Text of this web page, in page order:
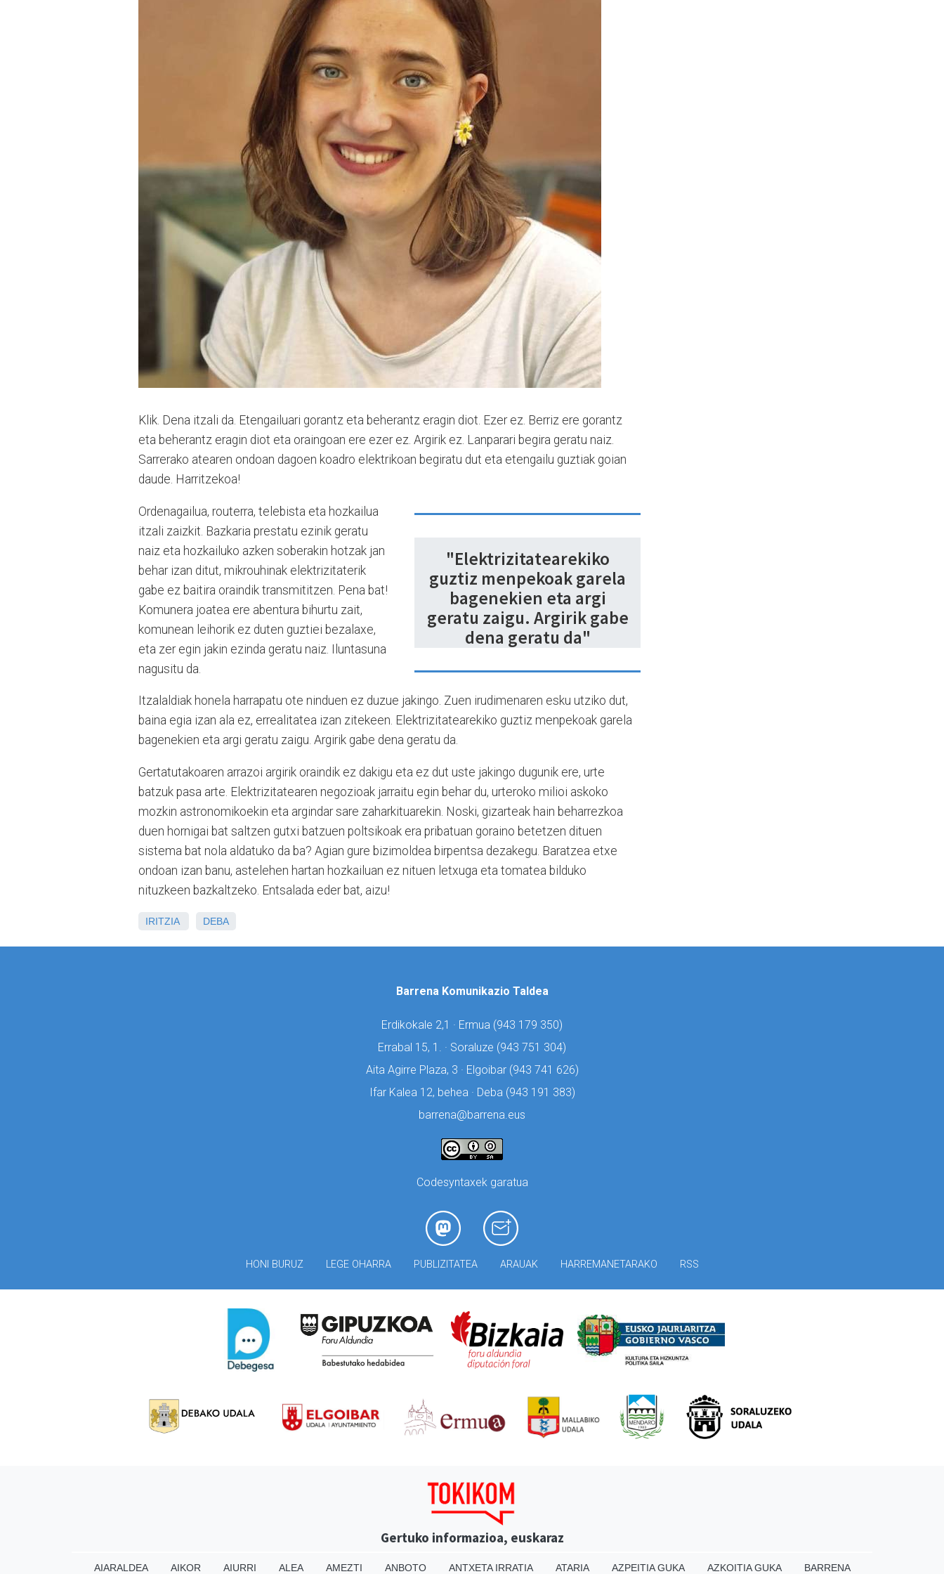
Klik. Dena itzali da. Etengailuari gorantz eta beherantz eragin diot. Ezer ez. Berriz ere gorantz
eta beherantz eragin diot eta oraingoan ere ezer ez. Argirik ez. Lanparari begira geratu naiz.
Sarrerako atearen ondoan dagoen koadro elektrikoan begiratu dut eta etengailu guztiak goian
daude. Harritzekoa!
"Elektrizitatearekiko
guztiz menpekoak garela
bagenekien eta argi
geratu zaigu. Argirik gabe
dena geratu da"
Ordenagailua, routerra, telebista eta hozkailua
itzali zaizkit. Bazkaria prestatu ezinik geratu
naiz eta hozkailuko azken soberakin hotzak jan
behar izan ditut, mikrouhinak elektrizitaterik
gabe ez baitira oraindik transmititzen. Pena bat!
Komunera joatea ere abentura bihurtu zait,
komunean leihorik ez duten guztiei bezalaxe,
eta zer egin jakin ezinda geratu naiz. Iluntasuna
nagusitu da.
Itzalaldiak honela harrapatu ote ninduen ez duzue jakingo. Zuen irudimenaren esku utziko dut,
baina egia izan ala ez, errealitatea izan zitekeen. Elektrizitatearekiko guztiz menpekoak garela
bagenekien eta argi geratu zaigu. Argirik gabe dena geratu da.
Gertatutakoaren arrazoi argirik oraindik ez dakigu eta ez dut uste jakingo dugunik ere, urte
batzuk pasa arte. Elektrizitatearen negozioak jarraitu egin behar du, urteroko milioi askoko
mozkin astronomikoekin eta argindar sare zaharkituarekin. Noski, gizarteak hain beharrezkoa
duen hornigai bat saltzen gutxi batzuen poltsikoak era pribatuan goraino betetzen dituen
sistema bat nola aldatuko da ba? Agian gure bizimoldea birpentsa dezakegu. Baratzea etxe
ondoan izan banu, astelehen hartan hozkailuan ez nituen letxuga eta tomatea bilduko
nituzkeen bazkaltzeko. Entsalada eder bat, aizu!
IRITZIA DEBA
Barrena Komunikazio Taldea
Erdikokale 2,1 · Ermua (943 179 350)
Errabal 15, 1. · Soraluze (943 751 304)
Aita Agirre Plaza, 3 · Elgoibar (943 741 626)
Ifar Kalea 12, behea · Deba (943 191 383)
barrena@barrena.eus
Codesyntaxek garatua
HONI BURUZ LEGE OHARRA PUBLIZITATEA ARAUAK HARREMANETARAKO RSS
Gertuko informazioa, euskaraz
AIARALDEA AIKOR AIURRI ALEA AMEZTI ANBOTO ANTXETA IRRATIA ATARIA AZPEITIA GUKA AZKOITIA GUKA BARRENA